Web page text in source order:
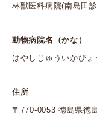
林獣医科病院(南島田
動物病院名（かな）
はやしじゅういかび
住所
〒770-0053 徳島県徳